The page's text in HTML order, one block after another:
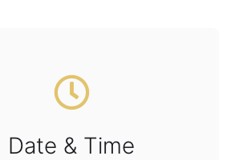
Date & Time